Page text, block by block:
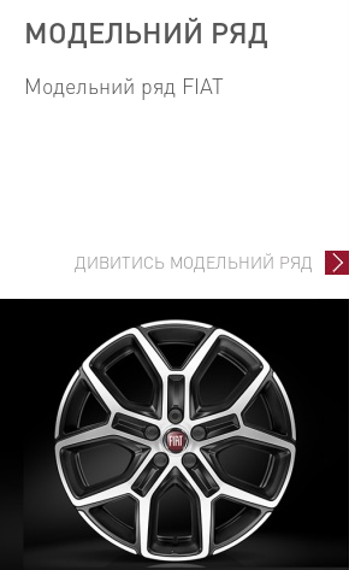
МОДЕЛЬНИЙ РЯД
Модельний ряд FIAT
ДИВИТИСЬ МОДЕЛЬНИЙ РЯД